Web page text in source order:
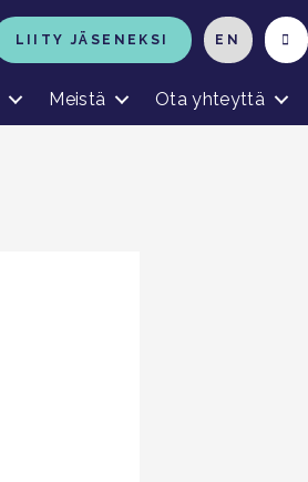
LIITY JÄSENEKSI EN
Meistä Ota yhteyttä